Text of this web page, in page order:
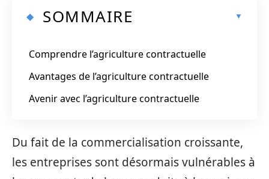
SOMMAIRE
Comprendre l’agriculture contractuelle
Avantages de l’agriculture contractuelle
Avenir avec l’agriculture contractuelle
Du fait de la commercialisation croissante,
les entreprises sont désormais vulnérables à